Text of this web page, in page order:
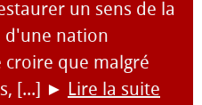
un sens de la
d'une nation
croire que malgré
[...] ► Lire la suite